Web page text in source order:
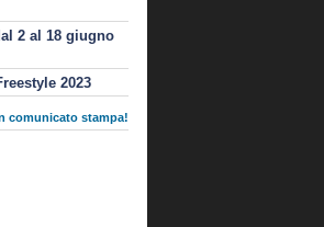
2 al 18 giugno
2023
comunicato stampa!